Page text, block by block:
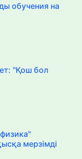
обучения на
"Қош бол
мерзімді